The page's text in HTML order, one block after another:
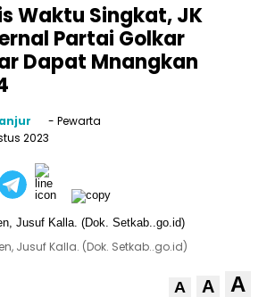
Waktu Singkat, JK
Partai Golkar
Dapat Mnangkan
- Pewarta
2023
Jusuf Kalla. (Dok. Setkab..go.id)
A A A